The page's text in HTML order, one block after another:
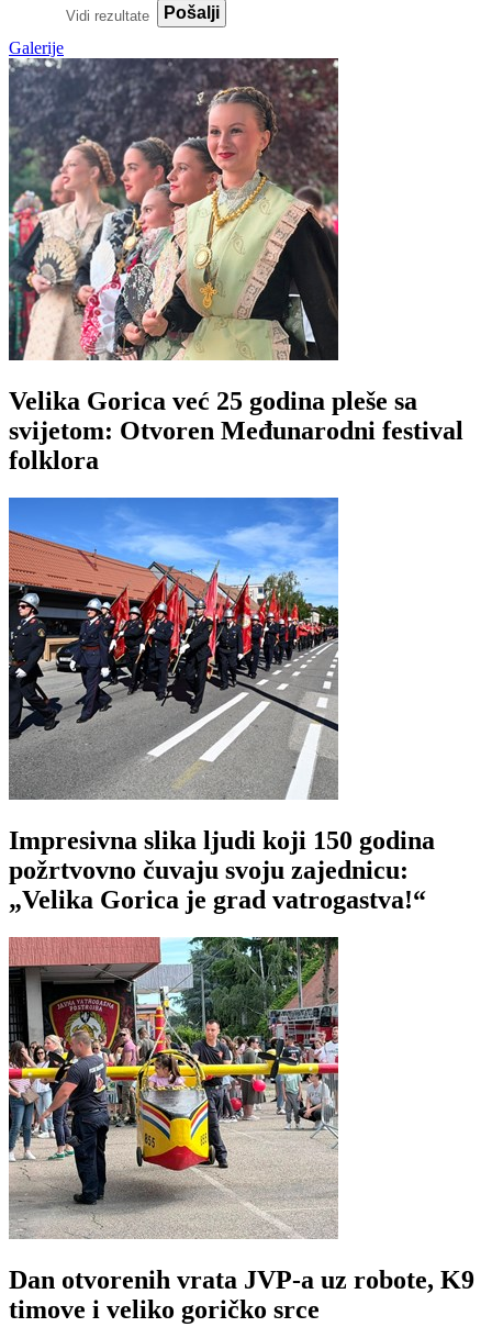
Vidi rezultate
Pošalji
Galerije
Velika Gorica već 25 godina pleše sa
svijetom: Otvoren Međunarodni festival
folklora
Impresivna slika ljudi koji 150 godina
požrtvovno čuvaju svoju zajednicu:
„Velika Gorica je grad vatrogastva!“
Dan otvorenih vrata JVP-a uz robote, K9
timove i veliko goričko srce